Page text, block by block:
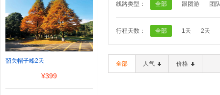
线路类型： 全部 跟团游 团
行程天数： 全部 1天 2天
全部 人气 价格
韶关帽子峰2天
¥399